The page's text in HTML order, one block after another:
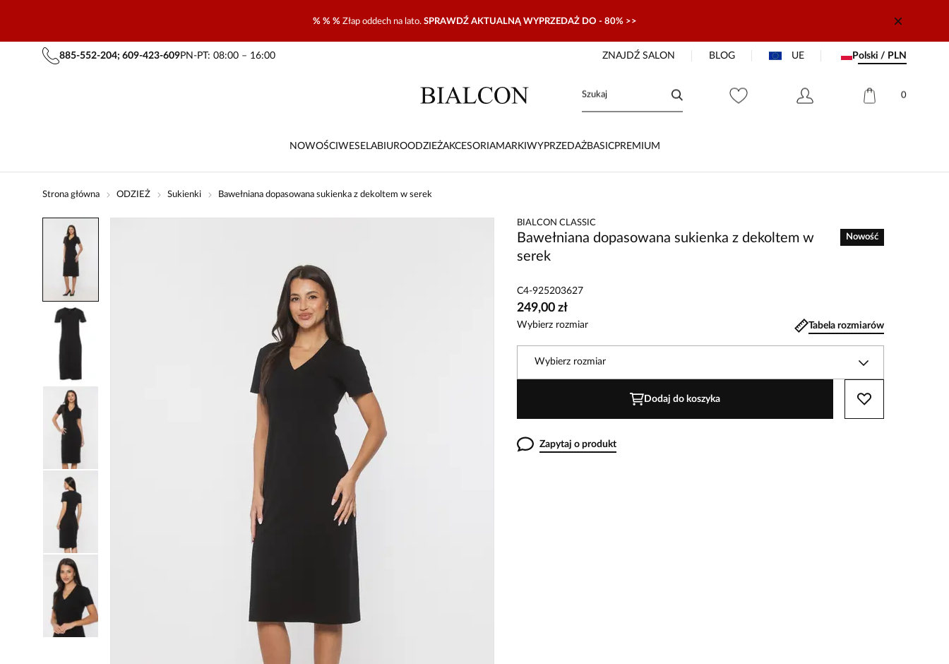
% % % Złap oddech na lato. SPRAWDŹ AKTUALNĄ WYPRZEDAŻ DO - 80% >>
885-552-204; 609-423-609PN-PT: 08:00 – 16:00 ZNAJDŹ SALON BLOG UE Polski / PLN
0
NOWOŚCI WESELABIUROODZIEŻAKCESORIAMARKI WYPRZEDAŻBASICPREMIUM
Strona główna ODZIEŻ Sukienki Bawełniana dopasowana sukienka z dekoltem w serek
BIALCON CLASSIC
Bawełniana dopasowana sukienka z dekoltem w
serek
Nowość
C4-925203627
249,00 zł
Wybierz rozmiar Tabela rozmiarów
Wybierz rozmiar
Dodaj do koszyka
Zapytaj o produkt